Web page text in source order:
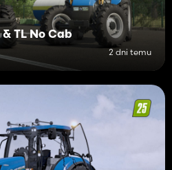
TL No Cab
2 dni temu